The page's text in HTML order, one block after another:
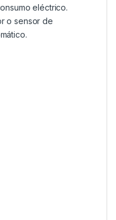
eléctrico.
o sensor de